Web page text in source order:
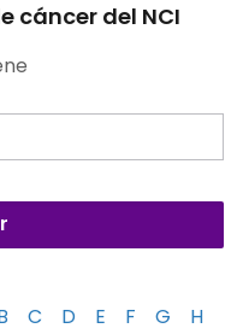
cáncer del NCI
C D E F G
H